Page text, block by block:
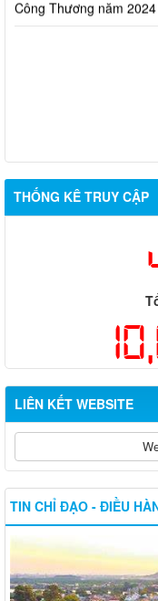
THỐNG KÊ TRUY CẬP
LIÊN KẾT WEBSITE
TIN CHỈ ĐẠO - ĐIỀU